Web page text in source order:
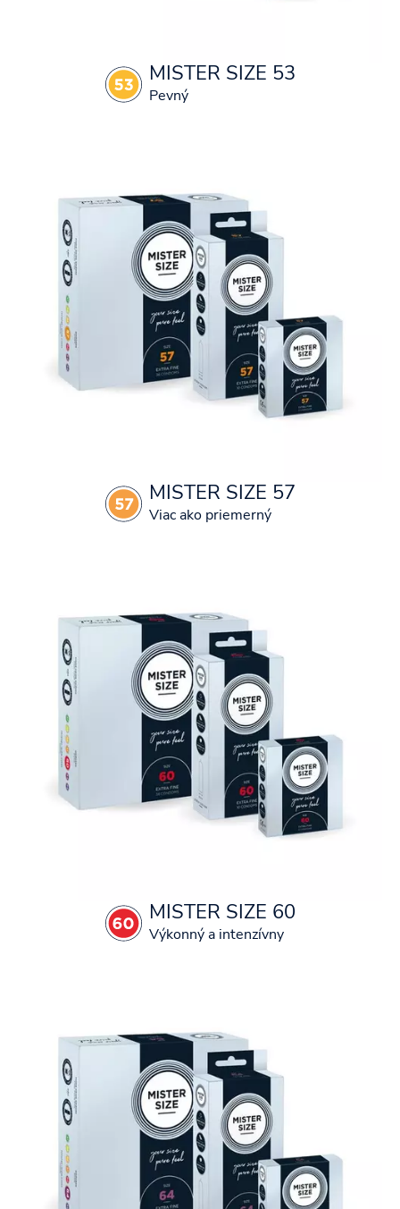
MISTER SIZE 53
Pevný
MISTER SIZE 57
Viac ako priemerný
MISTER SIZE 60
Výkonný a intenzívny